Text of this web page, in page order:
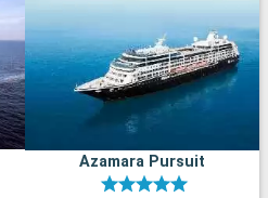
Azamara Pursuit